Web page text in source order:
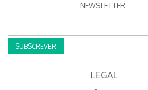
NEWSLETTER
SUBSCREVER
LEGAL